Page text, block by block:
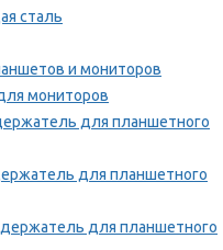
сталь
и мониторов
мониторов
для планшетного
для планшетного
для планшетного